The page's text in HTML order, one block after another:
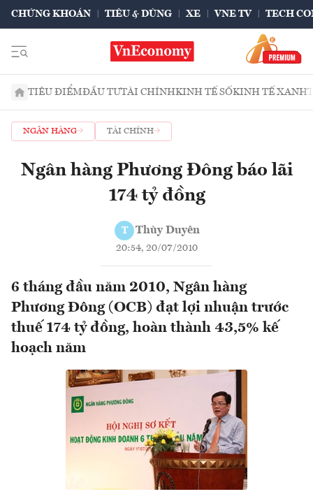
CHỨNG KHOÁN TIÊU & DÙNG XE VNE TV TECH
TIÊU ĐIỂMĐẦU TƯTÀI CHÍNHKINH TẾ SỐKINH TẾ XANH
NGÂN HÀNG TÀI CHÍNH
Ngân hàng Phương Đông báo lãi
174 tỷ đồng
T Thùy Duyên
20:54, 20/07/2010
6 tháng đầu năm 2010, Ngân hàng
Phương Đông (OCB) đạt lợi nhuận trước
thuế 174 tỷ đồng, hoàn thành 43,5% kế
hoạch năm